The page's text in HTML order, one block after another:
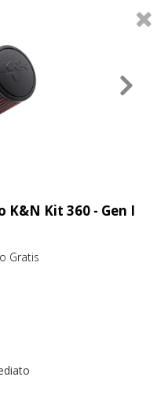
0
Kit 360 - Gen I